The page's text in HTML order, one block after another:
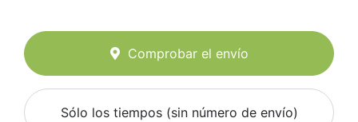
Comprobar el envío
Sólo los tiempos (sin número de envío)